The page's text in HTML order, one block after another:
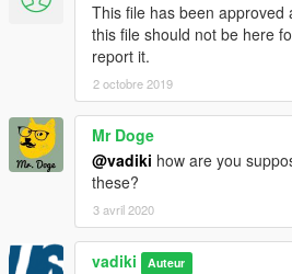
This file has been approved
this file should not be here
report it.
2 octobre 2019
Mr Doge
@vadiki how are you
these?
3 avril 2020
vadiki Auteur